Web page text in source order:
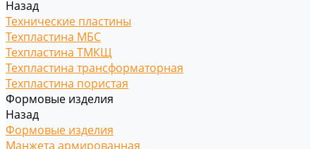
Назад
Технические пластины
Техпластина МБС
Техпластина ТМКЩ
Техпластина трансформаторная
Техпластина пористая
Формовые изделия
Назад
Формовые изделия
Манжета армированная